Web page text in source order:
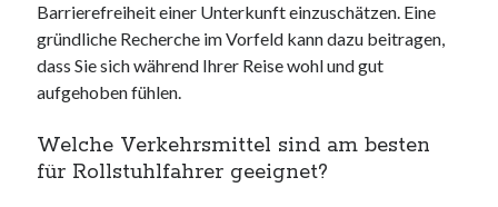
Barrierefreiheit einer Unterkunft einzuschätzen. Eine
gründliche Recherche im Vorfeld kann dazu beitragen,
dass Sie sich während Ihrer Reise wohl und gut
aufgehoben fühlen.
Welche Verkehrsmittel sind am besten
für Rollstuhlfahrer geeignet?